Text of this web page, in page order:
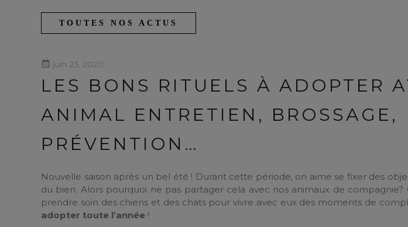
TOUTES NOS ACTUS
juin 23, 2020
LES BONS RITUELS À ADOPTER
ANIMAL ENTRETIEN, BROSSAGE,
PRÉVENTION…
Nouvelle saison après un bel été ! Durant cette période, on aime se fixer des
du bien. Alors pourquoi ne pas partager cela avec nos animaux de compagnie?
prendre soin des chiens et des chats pour vivre avec eux des moments de
adopter toute l’année !